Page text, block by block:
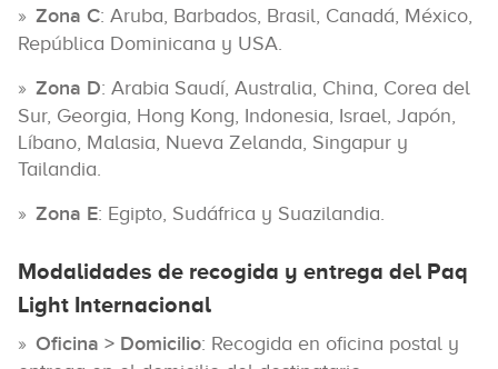
Zona C: Aruba, Barbados, Brasil, Canadá, México,
República Dominicana y USA.
Zona D: Arabia Saudí, Australia, China, Corea del
Sur, Georgia, Hong Kong, Indonesia, Israel, Japón,
Líbano, Malasia, Nueva Zelanda, Singapur y
Tailandia.
Zona E: Egipto, Sudáfrica y Suazilandia.
Modalidades de recogida y entrega del Paq
Light Internacional
Oficina > Domicilio: Recogida en oficina postal y